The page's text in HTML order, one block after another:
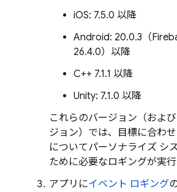
iOS: 7.5.0 以降
Android: 20.0.3（
26.4.0）以降
C++ 7.1.1 以降
Unity: 7.1.0 以降
これらのバージョン（およ
ジョン）では、目標に合わ
についてパーソナライズ シ
ために必要なロギングが実行
アプリにイベント ロギング